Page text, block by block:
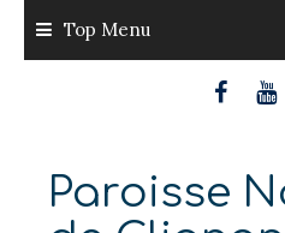
content
Top Menu
Paroisse